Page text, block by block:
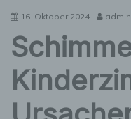
16. Oktober 2024 admin